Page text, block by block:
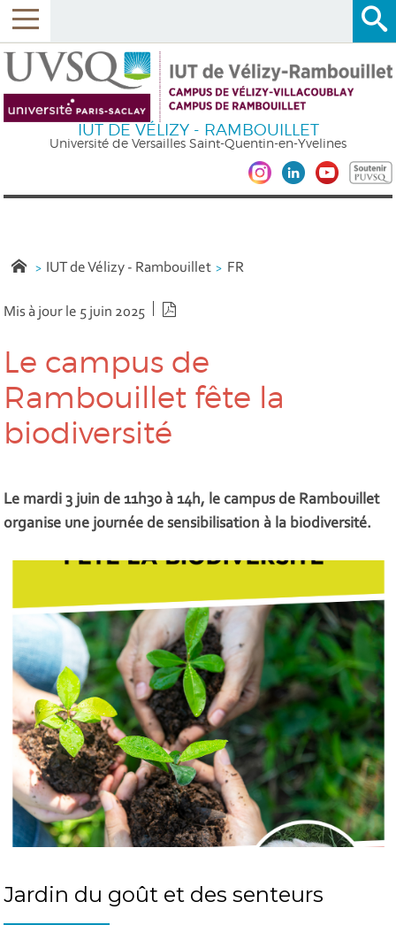
IUT DE VÉLIZY - RAMBOUILLET
Université de Versailles Saint-Quentin-en-Yvelines
IUT de Vélizy - Rambouillet FR
Mis à jour le 5 juin 2025
Le campus de
Rambouillet fête la
biodiversité
Le mardi 3 juin de 11h30 à 14h, le campus de Rambouillet
organise une journée de sensibilisation à la biodiversité.
Jardin du goût et des senteurs